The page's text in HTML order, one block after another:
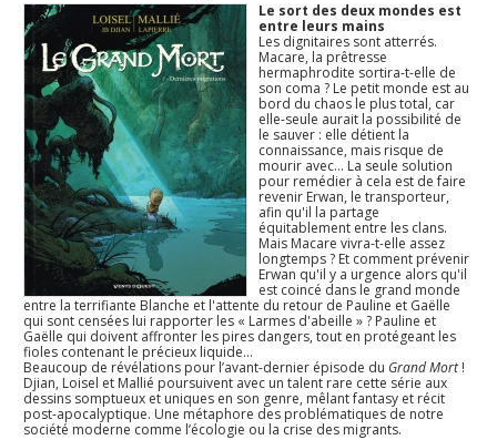
Le sort des deux mondes est
entre leurs mains
Les dignitaires sont atterrés.
Macare, la prêtresse
hermaphrodite sortira-t-elle de
son coma ? Le petit monde est au
bord du chaos le plus total, car
elle-seule aurait la possibilité de
le sauver : elle détient la
connaissance, mais risque de
mourir avec... La seule solution
pour remédier à cela est de faire
revenir Erwan, le transporteur,
afin qu'il la partage
équitablement entre les clans.
Mais Macare vivra-t-elle assez
longtemps ? Et comment prévenir
Erwan qu'il y a urgence alors qu'il
est coincé dans le grand monde
entre la terrifiante Blanche et l'attente du retour de Pauline et Gaëlle
qui sont censées lui rapporter les « Larmes d'abeille » ? Pauline et
Gaëlle qui doivent affronter les pires dangers, tout en protégeant les
fioles contenant le précieux liquide...
Beaucoup de révélations pour l’avant-dernier épisode du Grand Mort!
Djian, Loisel et Mallié poursuivent avec un talent rare cette série aux
dessins somptueux et uniques en son genre, mêlant fantasy et récit
post-apocalyptique. Une métaphore des problématiques de notre
société moderne comme l’écologie ou la crise des migrants.